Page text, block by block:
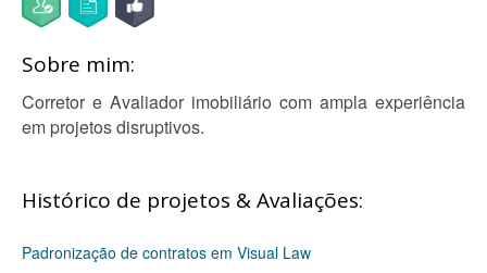
Sobre mim:
Corretor e Avaliador imobiliário com ampla experiência
em projetos disruptivos.
Histórico de projetos & Avaliações:
Padronização de contratos em Visual Law